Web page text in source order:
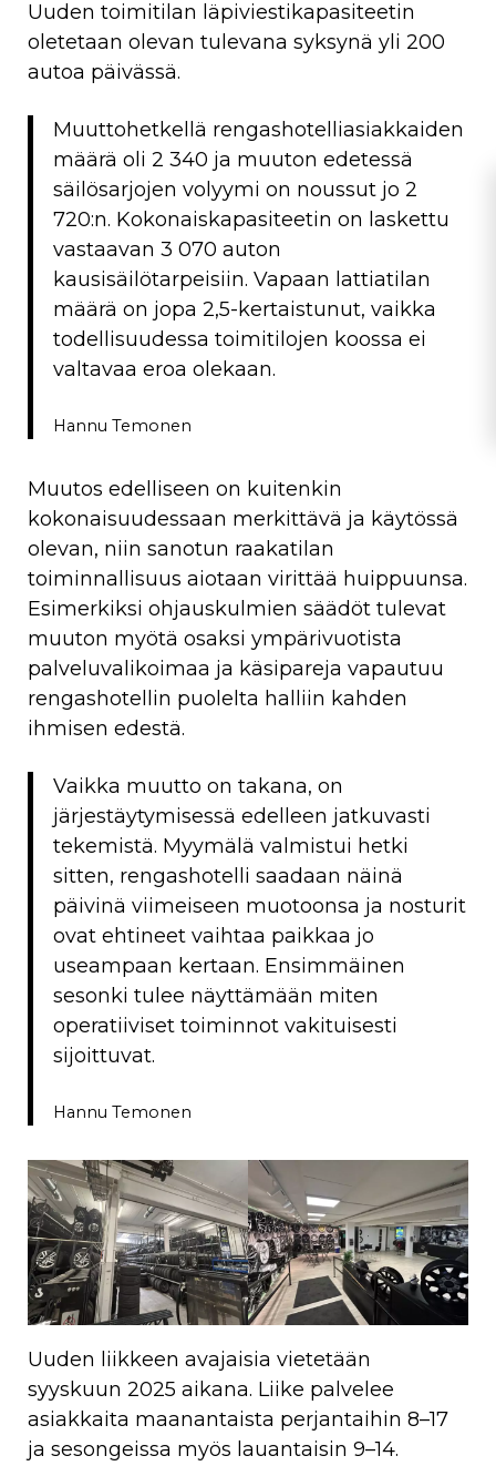
Uuden toimitilan läpiviestikapasiteetin
oletetaan olevan tulevana syksynä yli 200
autoa päivässä.
Muuttohetkellä rengashotelliasiakkaiden
määrä oli 2 340 ja muuton edetessä
säilösarjojen volyymi on noussut jo 2
720:n. Kokonaiskapasiteetin on laskettu
vastaavan 3 070 auton
kausisäilötarpeisiin. Vapaan lattiatilan
määrä on jopa 2,5-kertaistunut, vaikka
todellisuudessa toimitilojen koossa ei
valtavaa eroa olekaan.
Hannu Temonen
Muutos edelliseen on kuitenkin
kokonaisuudessaan merkittävä ja käytössä
olevan, niin sanotun raakatilan
toiminnallisuus aiotaan virittää huippuunsa.
Esimerkiksi ohjauskulmien säädöt tulevat
muuton myötä osaksi ympärivuotista
palveluvalikoimaa ja käsipareja vapautuu
rengashotellin puolelta halliin kahden
ihmisen edestä.
Vaikka muutto on takana, on
järjestäytymisessä edelleen jatkuvasti
tekemistä. Myymälä valmistui hetki
sitten, rengashotelli saadaan näinä
päivinä viimeiseen muotoonsa ja nosturit
ovat ehtineet vaihtaa paikkaa jo
useampaan kertaan. Ensimmäinen
sesonki tulee näyttämään miten
operatiiviset toiminnot vakituisesti
sijoittuvat.
Hannu Temonen
Uuden liikkeen avajaisia vietetään
syyskuun 2025 aikana. Liike palvelee
asiakkaita maanantaista perjantaihin 8–17
ja sesongeissa myös lauantaisin 9–14.